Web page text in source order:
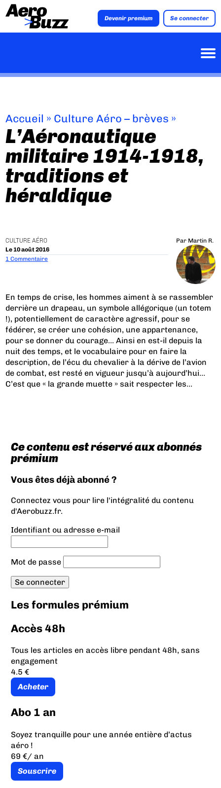
Devenir premium Se connecter
Accueil » Culture Aéro – brèves »
L’Aéronautique
militaire 1914-1918,
traditions et
héraldique
CULTURE AÉRO
Le 10 août 2016
Par Martin R.
1 Commentaire
En temps de crise, les hommes aiment à se rassembler
derrière un drapeau, un symbole allégorique (un totem
!), potentiellement de caractère agressif, pour se
fédérer, se créer une cohésion, une appartenance,
pour se donner du courage… Ainsi en est-il depuis la
nuit des temps, et le vocabulaire pour en faire la
description, de l’écu du chevalier à la dérive de l’avion
de combat, est resté en vigueur jusqu’à aujourd’hui…
C’est que « la grande muette » sait respecter les...
Ce contenu est réservé aux abonnés
prémium
Vous êtes déjà abonné ?
Connectez vous pour lire l'intégralité du contenu
d'Aerobuzz.fr.
Identifiant ou adresse e-mail
Mot de passe
Les formules prémium
Accès 48h
Tous les articles en accès libre pendant 48h, sans
engagement
4.5 €
Acheter
Abo 1 an
Soyez tranquille pour une année entière d’actus
aéro !
69 €/ an
Souscrire